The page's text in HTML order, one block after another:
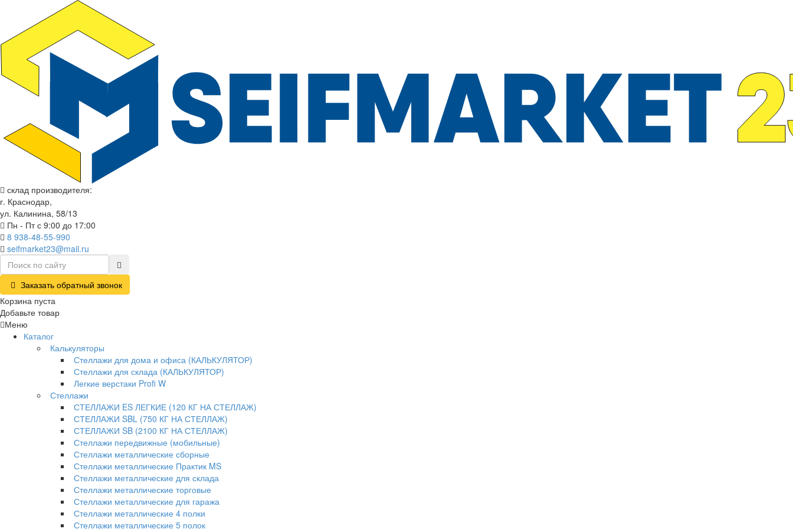
склад производителя:
г. Краснодар,
ул. Калинина, 58/13
Пн - Пт с 9:00 до 17:00
8 938-48-55-990
seifmarket23@mail.ru
Заказать обратный звонок
Корзина пуста
Добавьте товар
Меню
Каталог
Калькуляторы
Стеллажи для дома и офиса (КАЛЬКУЛЯТОР)
Стеллажи для склада (КАЛЬКУЛЯТОР)
Легкие верстаки Profi W
Стеллажи
СТЕЛЛАЖИ ES ЛЕГКИЕ (120 КГ НА СТЕЛЛАЖ)
СТЕЛЛАЖИ SBL (750 КГ НА СТЕЛЛАЖ)
СТЕЛЛАЖИ SB (2100 КГ НА СТЕЛЛАЖ)
Стеллажи передвижные (мобильные)
Стеллажи металлические сборные
Стеллажи металлические Практик MS
Стеллажи металлические для склада
Стеллажи металлические торговые
Стеллажи металлические для гаража
Стеллажи металлические 4 полки
Стеллажи металлические 5 полок